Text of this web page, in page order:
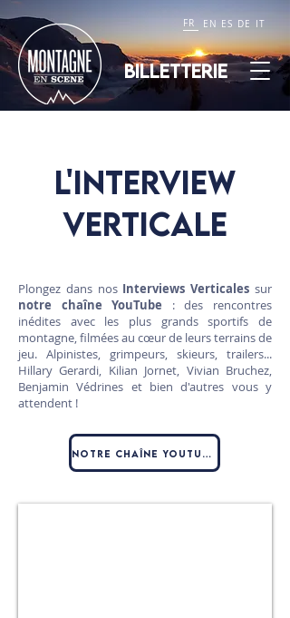
FR EN ES DE IT
BILLETTERIE
L'interview
verticale
Plongez dans nosInterviews Verticales sur
notre chaîne YouTube : des rencontres
inédites avec les plus grands sportifs de
montagne, filmées au cœur de leurs terrains de
jeu. Alpinistes, grimpeurs, skieurs, trailers...
Hillary Gerardi, Kilian Jornet, Vivian Bruchez,
Benjamin Védrines et bien d'autres vous y
attendent !